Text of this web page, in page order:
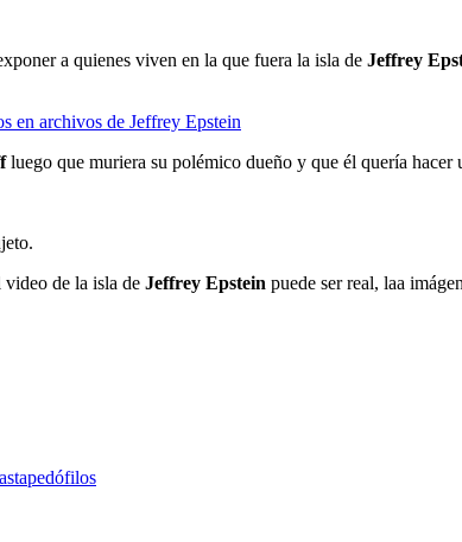
a quienes viven en la que fuera la isla de Jeffrey
en archivos de Jeffrey Epstein
luego que muriera su polémico dueño y que él quería hacer
video de la isla de Jeffrey Epstein puede ser real, laa
pedófilos